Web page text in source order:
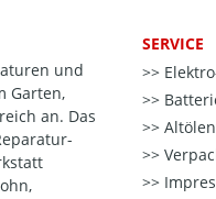
und
Garten,
an. Das
SERVICE